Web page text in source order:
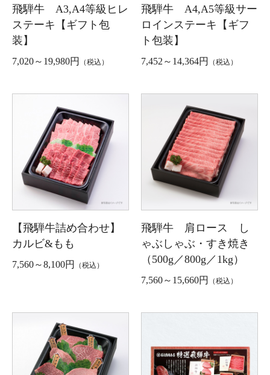
飛騨牛 A3,A4等級ヒレ
ステーキ【ギフト包
装】
7,020～19,980円 （税込）
飛騨牛 A4,A5等級サー
ロインステーキ【ギフ
ト包装】
7,452～14,364円 （税込）
【飛騨牛詰め合わせ】
カルビ&もも
7,560～8,100円 （税込）
飛騨牛 肩ロース し
ゃぶしゃぶ・すき焼き
（500g／800g／1kg）
7,560～15,660円 （税込）